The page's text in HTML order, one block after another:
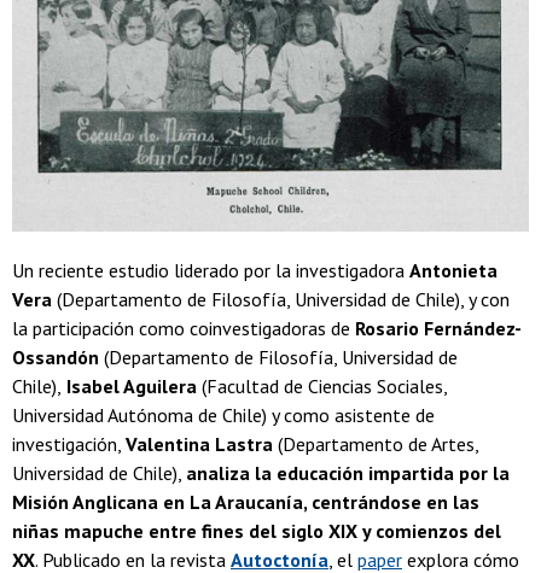
Un reciente estudio liderado por la investigadora Antonieta
Vera (Departamento de Filosofía, Universidad de Chile), y con
la participación como coinvestigadoras de Rosario Fernández-
Ossandón (Departamento de Filosofía, Universidad de
Chile), Isabel Aguilera (Facultad de Ciencias Sociales,
Universidad Autónoma de Chile) y como asistente de
investigación, Valentina Lastra (Departamento de Artes,
Universidad de Chile), analiza la educación impartida por la
Misión Anglicana en La Araucanía, centrándose en las
niñas mapuche entre fines del siglo XIX y comienzos del
XX. Publicado en la revista Autoctonía , el paper explora cómo